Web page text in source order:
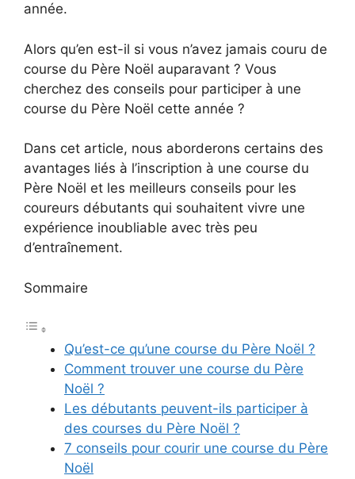
année.
Alors qu’en est-il si vous n’avez jamais couru de
course du Père Noël auparavant ? Vous
cherchez des conseils pour participer à une
course du Père Noël cette année ?
Dans cet article, nous aborderons certains des
avantages liés à l’inscription à une course du
Père Noël et les meilleurs conseils pour les
coureurs débutants qui souhaitent vivre une
expérience inoubliable avec très peu
d’entraînement.
Sommaire
Qu’est-ce qu’une course du Père Noël ?
Comment trouver une course du Père
Noël ?
Les débutants peuvent-ils participer à
des courses du Père Noël ?
7 conseils pour courir une course du Père
Noël